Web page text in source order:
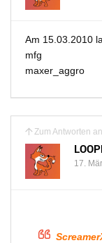
Am 15.03.2010
mfg
maxer_aggro
Zum Antworten
17.